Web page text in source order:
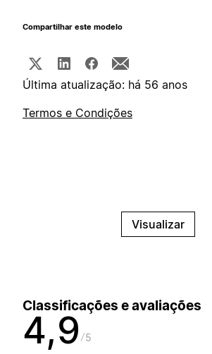
Compartilhar este modelo
Última atualização: há 56 anos
Termos e Condições
Visualizar
Classificações e avaliações
4,9 5